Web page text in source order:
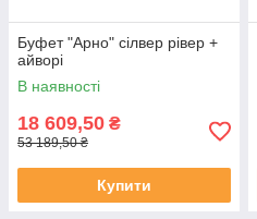
Буфет "Арно" сілвер рівер +
айворі
В наявності
18 609,50 ₴
53 189,50 ₴
Купити